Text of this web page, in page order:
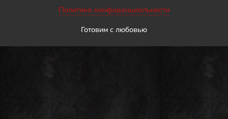
COУС / ИМБИРЬПолитика конфиденциальности
Готовим с любовью